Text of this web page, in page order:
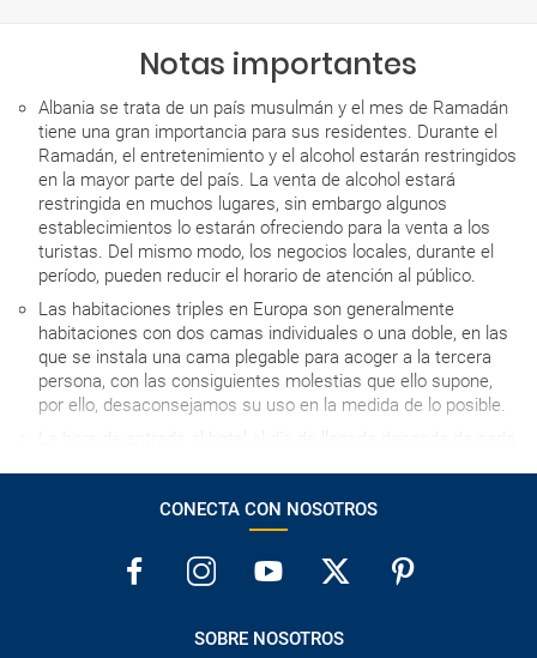
Notas importantes
Albania se trata de un país musulmán y el mes de Ramadán
tiene una gran importancia para sus residentes. Durante el
Ramadán, el entretenimiento y el alcohol estarán restringidos
en la mayor parte del país. La venta de alcohol estará
restringida en muchos lugares, sin embargo algunos
establecimientos lo estarán ofreciendo para la venta a los
turistas. Del mismo modo, los negocios locales, durante el
período, pueden reducir el horario de atención al público.
Las habitaciones triples en Europa son generalmente
habitaciones con dos camas individuales o una doble, en las
que se instala una cama plegable para acoger a la tercera
persona, con las consiguientes molestias que ello supone,
por ello, desaconsejamos su uso en la medida de lo posible.
Las excursiones y visitas sugeridas para cada día son
de acuerdo a sus gustos y necesidades.
CONECTA CON NOSOTROS
SOBRE NOSOTROS